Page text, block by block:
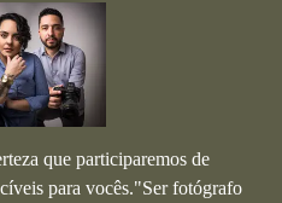
que participaremos de
para vocês."Ser fotógrafo